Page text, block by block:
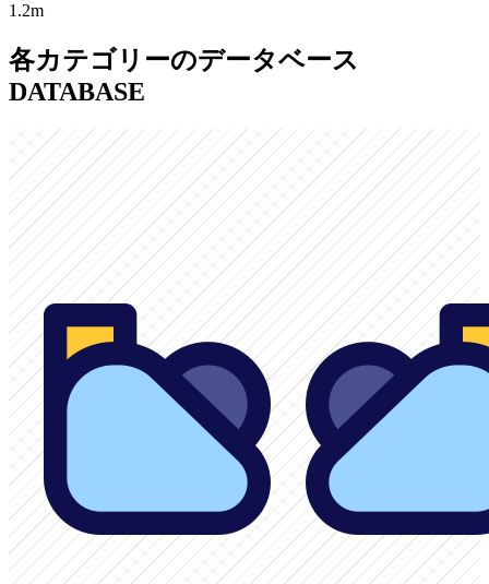
1.2m
各カテゴリーのデータベース
DATABASE